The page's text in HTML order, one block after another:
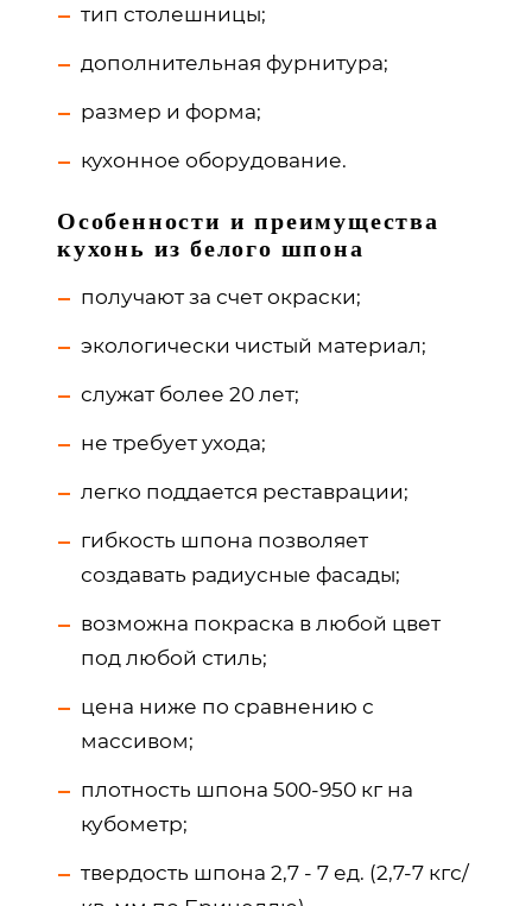
тип столешницы;
дополнительная фурнитура;
размер и форма;
кухонное оборудование.
Особенности и преимущества
кухонь из белого шпона
получают за счет окраски;
экологически чистый материал;
служат более 20 лет;
не требует ухода;
легко поддается реставрации;
гибкость шпона позволяет
создавать радиусные фасады;
возможна покраска в любой цвет
под любой стиль;
цена ниже по сравнению с
массивом;
плотность шпона 500-950 кг на
кубометр;
твердость шпона 2,7 - 7 ед. (2,7-7 кгс/